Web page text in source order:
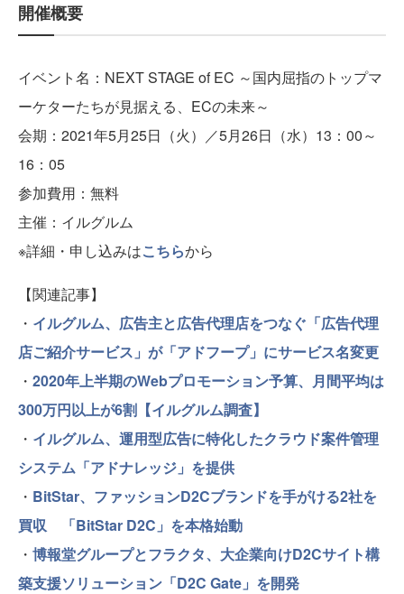
開催概要
イベント名：NEXT STAGE of EC ～国内屈指のトップマ
ーケターたちが見据える、ECの未来～
会期：2021年5月25日（火）／5月26日（水）13：00～
16：05
参加費用：無料
主催：イルグルム
※詳細・申し込みはこちらから
【関連記事】
・ イルグルム、広告主と広告代理店をつなぐ「広告代理
店ご紹介サービス」が「アドフープ」にサービス名変更
・ 2020年上半期のWebプロモーション予算、月間平均は
300万円以上が6割【イルグルム調査】
・ イルグルム、運用型広告に特化したクラウド案件管理
システム「アドナレッジ」を提供
・ BitStar、ファッションD2Cブランドを手がける2社を
買収 「BitStar D2C」を本格始動
・ 博報堂グループとフラクタ、大企業向けD2Cサイト構
築支援ソリューション「D2C Gate」を開発